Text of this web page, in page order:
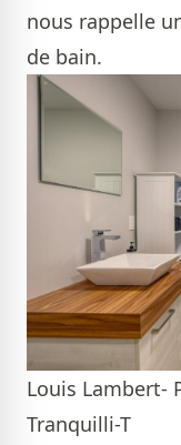
nous rappelle
de bain.
Louis Lambert-
Tranquilli-T